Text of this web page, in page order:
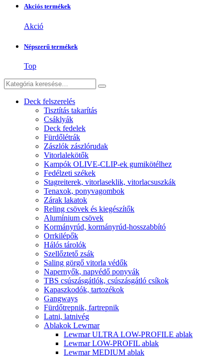
Akciós termékek
Akció
Népszerű termékek
Top
Deck felszerelés
Tisztítás takarítás
Csáklyák
Deck fedelek
Fürdőlétrák
Zászlók zászlórudak
Vitorlalekötők
Kampók OLIVE-CLIP-ek gumikötélhez
Fedélzeti székek
Stagreiterek, vitorlaseklik, vitorlacsuszkák
Tenaxok, ponyvagombok
Zárak lakatok
Reling csövek és kiegészítők
Alumínium csövek
Kormányrúd, kormányrúd-hosszabbító
Orrkilépők
Hálós tárolók
Szellőztető zsák
Saling görgő vitorla védők
Napernyők, napvédő ponyvák
TBS csúszásgátlók, csúszásgátló csíkok
Kapaszkodók, tartozékok
Gangways
Fürdőtrepnik, fartrepnik
Latni, latnivég
Ablakok Lewmar
Lewmar ULTRA LOW-PROFILE ablak
Lewmar LOW-PROFIL ablak
Lewmar MEDIUM ablak